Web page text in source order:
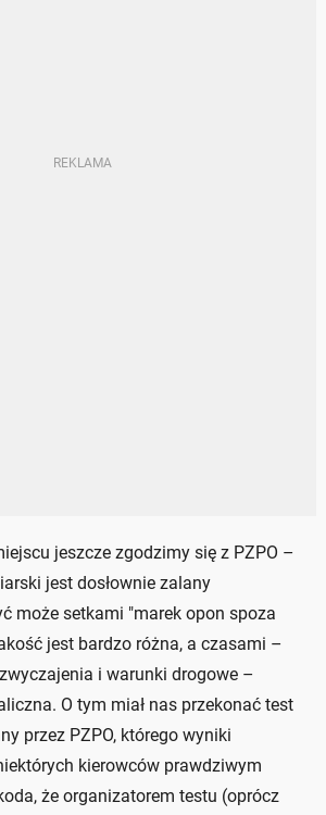
jeszcze zgodzimy się z PZPO –
jest dosłownie zalany
może setkami "marek opon spoza
jest bardzo różna, a czasami –
i warunki drogowe –
O tym miał nas przekonać test
przez PZPO, którego wyniki
kierowców prawdziwym
że organizatorem testu (oprócz